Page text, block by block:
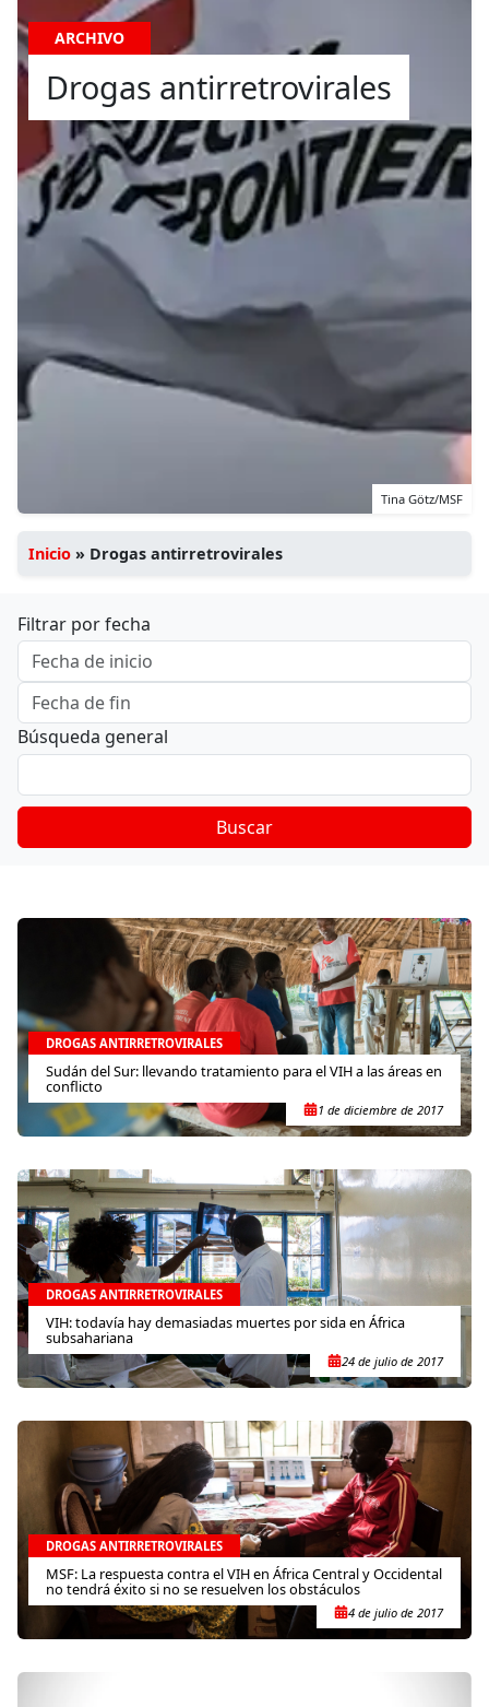
ARCHIVO
Drogas antirretrovirales
Tina Götz/MSF
Inicio » Drogas antirretrovirales
Filtrar por fecha
Búsqueda general
Buscar
DROGAS ANTIRRETROVIRALES
Sudán del Sur: llevando tratamiento para el VIH a las áreas en
conflicto
1 de diciembre de 2017
DROGAS ANTIRRETROVIRALES
VIH: todavía hay demasiadas muertes por sida en África
subsahariana
24 de julio de 2017
DROGAS ANTIRRETROVIRALES
MSF: La respuesta contra el VIH en África Central y Occidental
no tendrá éxito si no se resuelven los obstáculos
4 de julio de 2017